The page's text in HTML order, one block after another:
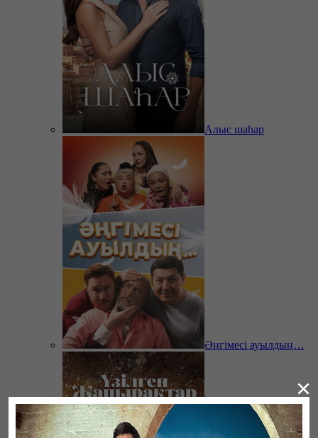
Алыс шаһар
Әңгімесі ауылдың…
×